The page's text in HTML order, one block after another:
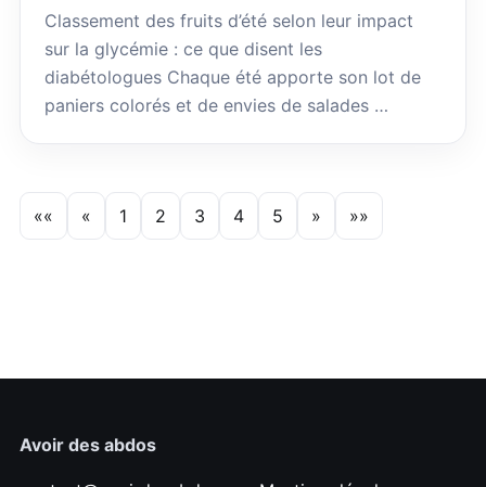
Classement des fruits d’été selon leur impact
sur la glycémie : ce que disent les
diabétologues Chaque été apporte son lot de
paniers colorés et de envies de salades …
«« « 1 2 3 4 5 » »»
Avoir des abdos